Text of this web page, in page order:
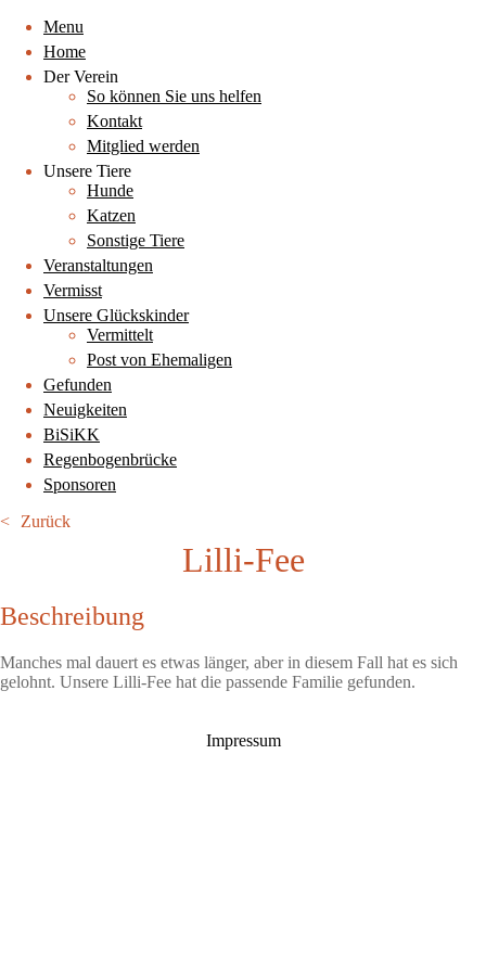
Menu
Home
Der Verein
So können Sie uns helfen
Kontakt
Mitglied werden
Unsere Tiere
Hunde
Katzen
Sonstige Tiere
Veranstaltungen
Vermisst
Unsere Glückskinder
Vermittelt
Post von Ehemaligen
Gefunden
Neuigkeiten
BiSiKK
Regenbogenbrücke
Sponsoren
Zurück
Lilli-Fee
Beschreibung
Manches mal dauert es etwas länger, aber in diesem Fall hat es sich
gelohnt. Unsere Lilli-Fee hat die passende Familie gefunden.
Impressum